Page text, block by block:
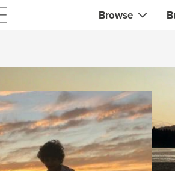
Browse
Creativos &
Maestros cocina
Profesores &